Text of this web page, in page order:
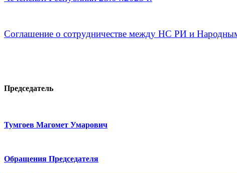
Соглашение о сотрудничестве между НС РИ и
Председатель
Тумгоев Магомет Умарович
Обращения Председателя